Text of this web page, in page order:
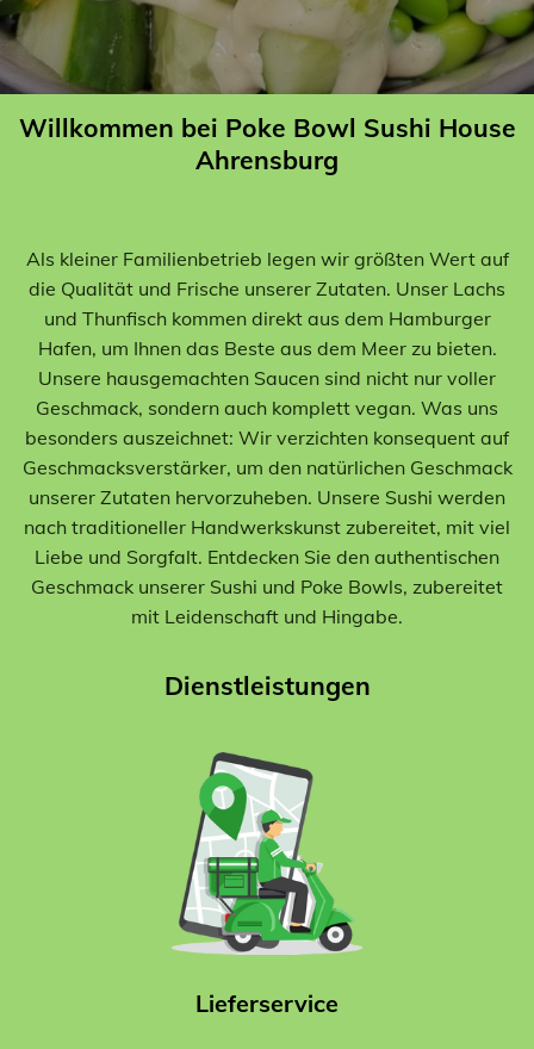
Willkommen bei Poke Bowl Sushi House
Ahrensburg
Als kleiner Familienbetrieb legen wir größten Wert auf
die Qualität und Frische unserer Zutaten. Unser Lachs
und Thunfisch kommen direkt aus dem Hamburger
Hafen, um Ihnen das Beste aus dem Meer zu bieten.
Unsere hausgemachten Saucen sind nicht nur voller
Geschmack, sondern auch komplett vegan. Was uns
besonders auszeichnet: Wir verzichten konsequent auf
Geschmacksverstärker, um den natürlichen Geschmack
unserer Zutaten hervorzuheben. Unsere Sushi werden
nach traditioneller Handwerkskunst zubereitet, mit viel
Liebe und Sorgfalt. Entdecken Sie den authentischen
Geschmack unserer Sushi und Poke Bowls, zubereitet
mit Leidenschaft und Hingabe.
Dienstleistungen
Lieferservice